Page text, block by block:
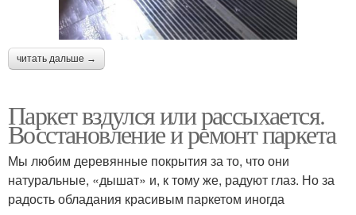
читать дальше →
Паркет вздулся или рассыхается.
Восстановление и ремонт паркета
Мы любим деревянные покрытия за то, что они
натуральные, «дышат» и, к тому же, радуют глаз. Но за
радость обладания красивым паркетом иногда